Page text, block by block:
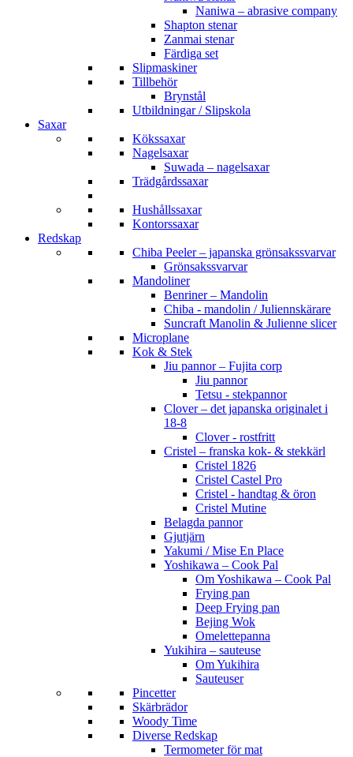
Naniwa – abrasive company
Shapton stenar
Zanmai stenar
Färdiga set
Slipmaskiner
Tillbehör
Brynstål
Utbildningar / Slipskola
Saxar
Kökssaxar
Nagelsaxar
Suwada – nagelsaxar
Trädgårdssaxar
Hushållssaxar
Kontorssaxar
Redskap
Chiba Peeler – japanska grönsakssvarvar
Grönsakssvarvar
Mandoliner
Benriner – Mandolin
Chiba - mandolin / Juliennskärare
Suncraft Manolin & Julienne slicer
Microplane
Kok & Stek
Jiu pannor – Fujita corp
Jiu pannor
Tetsu - stekpannor
Clover – det japanska originalet i
18-8
Clover - rostfritt
Cristel – franska kok- & stekkärl
Cristel 1826
Cristel Castel Pro
Cristel - handtag & öron
Cristel Mutine
Belagda pannor
Gjutjärn
Yakumi / Mise En Place
Yoshikawa – Cook Pal
Om Yoshikawa – Cook Pal
Frying pan
Deep Frying pan
Bejing Wok
Omelettepanna
Yukihira – sauteuse
Om Yukihira
Sauteuser
Pincetter
Skärbrädor
Woody Time
Diverse Redskap
Termometer för mat